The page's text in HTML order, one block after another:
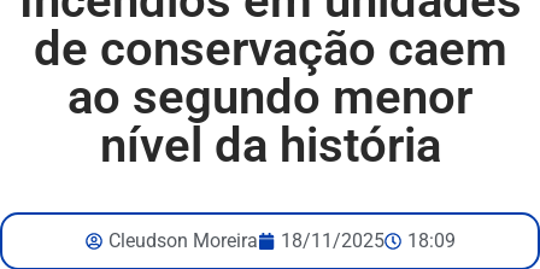
de conservação caem
ao segundo menor
nível da história
Cleudson Moreira 18/11/2025 18:09